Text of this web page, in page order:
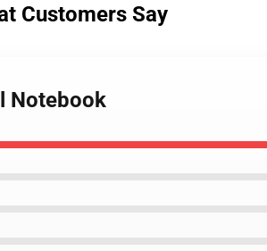
Customers Say
Notebook